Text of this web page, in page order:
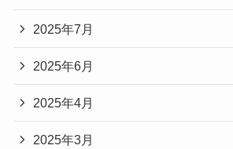
2025年7月
2025年6月
2025年4月
2025年3月